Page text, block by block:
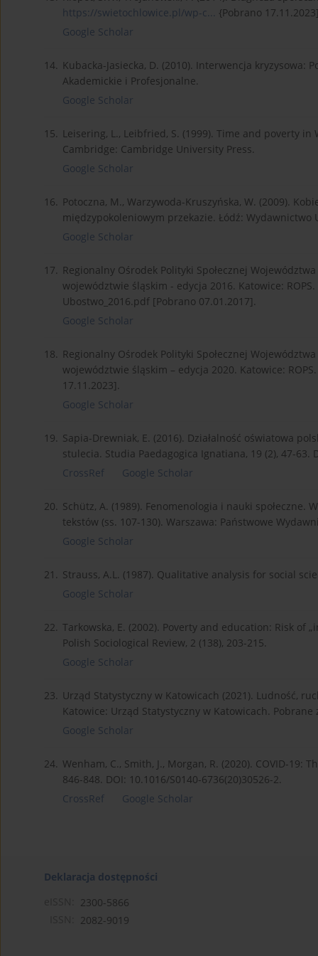
https://swietochlowice.pl/wp-c... {Pobrano
Google Scholar
14. Kubacka-Jasiecka, D. (2010). Interwencja kryzysowa:
Akademickie i Profesjonalne.
Google Scholar
15. Leisering, L., Leibfried, S. (1999). Time and poverty
Cambridge: Cambridge University Press.
Google Scholar
16. Potoczna, M., Warzywoda-Kruszyńska, W. (2009).
międzypokoleniowym przekazie. Łódź: Wydawnictwo
Google Scholar
17. Regionalny Ośrodek Polityki Społecznej
województwie śląskim - edycja 2016. Katowice: ROPS.
Ubostwo_2016.pdf [Pobrano 07.01.2017].
Google Scholar
18. Regionalny Ośrodek Polityki Społecznej
województwie śląskim – edycja 2020. Katowice:
17.11.2023].
Google Scholar
19. Sapia-Drewniak, E. (2016). Działalność oświatowa
stulecia. Studia Paedagogica Ignatiana, 19 (2), 47-63.
CrossRef
Google Scholar
20. Schütz, A. (1989). Fenomenologia i nauki społeczne.
tekstów (ss. 107-130). Warszawa: Państwowe
Google Scholar
21. Strauss, A.L. (1987). Qualitative analysis for social
Google Scholar
22. Tarkowska, E. (2002). Poverty and education: Risk
Polish Sociological Review, 2 (138), 203-215.
Google Scholar
23. Urząd Statystyczny w Katowicach (2021). Ludność,
Katowice: Urząd Statystyczny w Katowicach. Pobrane
Google Scholar
24. Wenham, C., Smith, J., Morgan, R. (2020). COVID-
846-848. DOI: 10.1016/S0140-6736(20)30526-2.
CrossRef
Google Scholar
Deklaracja dostępności
2300-5866
2082-9019